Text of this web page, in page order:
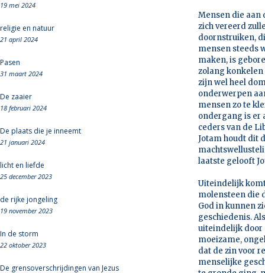
19 mei 2024
religie en natuur
21 april 2024
Pasen
31 maart 2024
De zaaier
18 februari 2024
De plaats die je inneemt
21 januari 2024
licht en liefde
25 december 2023
de rijke jongeling
19 november 2023
In de storm
22 oktober 2023
De grensoverschrijdingen van Jezus
Mensen die aan
zich vereerd
doornstruiken,
mensen steeds
maken, is
zolang konkelen
zijn wel heel
onderwerpen
mensen zo te
ondergang is er
ceders van de
Jotam houdt dit
laatste gelooft
Uiteindelijk
molensteen die
God in kunnen
geschiedenis.
uiteindelijk door
moeizame,
dat de zin voor
menselijke